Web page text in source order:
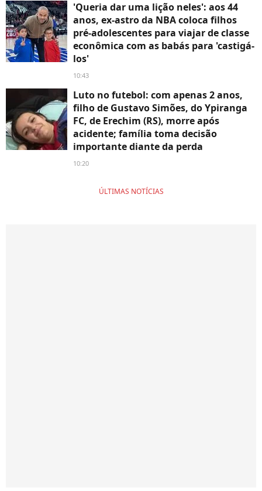
'Queria dar uma lição neles': aos 44
anos, ex-astro da NBA coloca filhos
pré-adolescentes para viajar de classe
econômica com as babás para 'castigá-
los'
10:43
Luto no futebol: com apenas 2 anos,
filho de Gustavo Simões, do Ypiranga
FC, de Erechim (RS), morre após
acidente; família toma decisão
importante diante da perda
10:20
ÚLTIMAS NOTÍCIAS